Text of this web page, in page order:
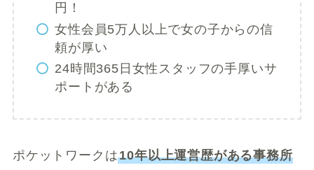
円！
女性会員5万人以上で女の子からの信
頼が厚い
24時間365日女性スタッフの手厚いサ
ポートがある
ポケットワークは10年以上運営歴がある事務所